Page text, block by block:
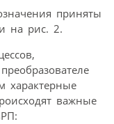
приняты
на рис. 2.
характерные
важные